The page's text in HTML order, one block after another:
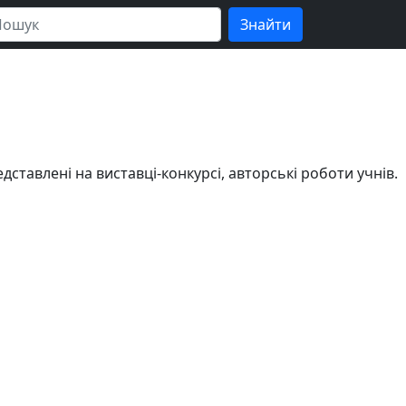
на виставці-конкурсі, авторські роботи учнів.